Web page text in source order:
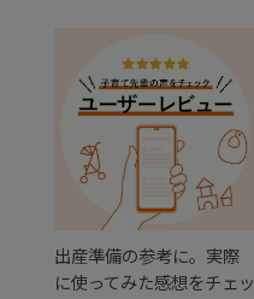
出産準備の参考に。実際
に使ってみた感想をチェッ